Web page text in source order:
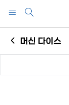
머신 다이스